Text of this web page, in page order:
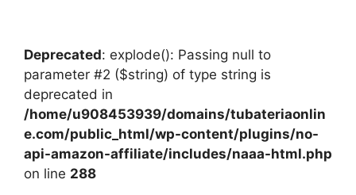
Deprecated: explode(): Passing null to
parameter #2 ($string) of type string is
deprecated in
/home/u908453939/domains/tubateriaonlin
e.com/public_html/wp-content/plugins/no-
api-amazon-affiliate/includes/naaa-html.php
on line 288